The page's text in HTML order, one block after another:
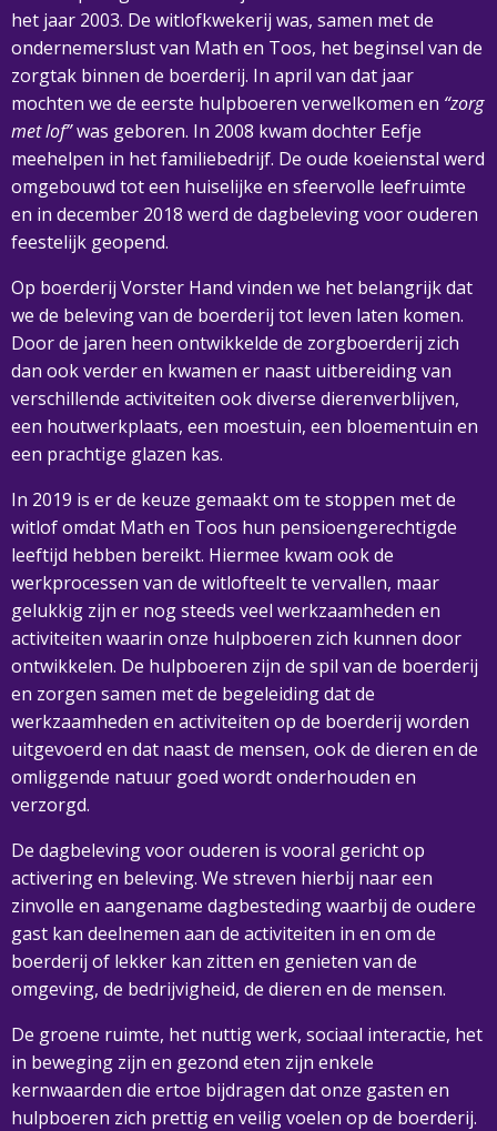
het jaar 2003. De witlofkwekerij was, samen met de
ondernemerslust van Math en Toos, het beginsel van de
zorgtak binnen de boerderij. In april van dat jaar
mochten we de eerste hulpboeren verwelkomen en “zorg
met lof”was geboren. In 2008 kwam dochter Eefje
meehelpen in het familiebedrijf. De oude koeienstal werd
omgebouwd tot een huiselijke en sfeervolle leefruimte
en in december 2018 werd de dagbeleving voor ouderen
feestelijk geopend.
Op boerderij Vorster Hand vinden we het belangrijk dat
we de beleving van de boerderij tot leven laten komen.
Door de jaren heen ontwikkelde de zorgboerderij zich
dan ook verder en kwamen er naast uitbereiding van
verschillende activiteiten ook diverse dierenverblijven,
een houtwerkplaats, een moestuin, een bloementuin en
een prachtige glazen kas.
In 2019 is er de keuze gemaakt om te stoppen met de
witlof omdat Math en Toos hun pensioengerechtigde
leeftijd hebben bereikt. Hiermee kwam ook de
werkprocessen van de witlofteelt te vervallen, maar
gelukkig zijn er nog steeds veel werkzaamheden en
activiteiten waarin onze hulpboeren zich kunnen door
ontwikkelen. De hulpboeren zijn de spil van de boerderij
en zorgen samen met de begeleiding dat de
werkzaamheden en activiteiten op de boerderij worden
uitgevoerd en dat naast de mensen, ook de dieren en de
omliggende natuur goed wordt onderhouden en
verzorgd.
De dagbeleving voor ouderen is vooral gericht op
activering en beleving. We streven hierbij naar een
zinvolle en aangename dagbesteding waarbij de oudere
gast kan deelnemen aan de activiteiten in en om de
boerderij of lekker kan zitten en genieten van de
omgeving, de bedrijvigheid, de dieren en de mensen.
De groene ruimte, het nuttig werk, sociaal interactie, het
in beweging zijn en gezond eten zijn enkele
kernwaarden die ertoe bijdragen dat onze gasten en
hulpboeren zich prettig en veilig voelen op de boerderij.